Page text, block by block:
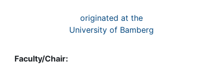
originated at the
University of Bamberg
Faculty/Chair: